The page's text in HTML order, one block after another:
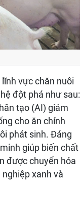
vực chăn nuôi
đột phá như sau:
tạo (AI) giám
cho ăn chính
phát sinh. Đáng
giúp biến chất
được chuyển hóa
xanh và